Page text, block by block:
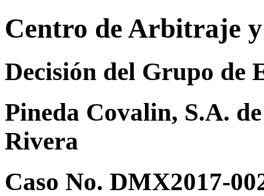
Centro de Arbitraje
Decisión del Grupo de
Pineda Covalin, S.A.
Rivera
Caso No. DMX2017-